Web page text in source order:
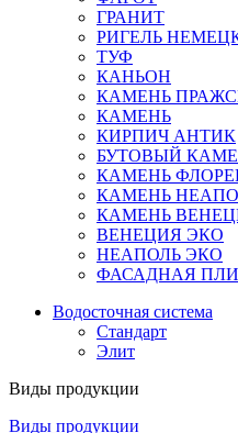
ГРАНИТ
РИГЕЛЬ
ТУФ
КАНЬОН
КАМЕНЬ
КАМЕНЬ
КИРПИЧ АНТИК
БУТОВЫЙ
КАМЕНЬ
КАМЕНЬ
КАМЕНЬ
ВЕНЕЦИЯ ЭКО
НЕАПОЛЬ ЭКО
ФАСАДНАЯ
Водосточная система
Стандарт
Элит
Виды продукции
Виды продукции